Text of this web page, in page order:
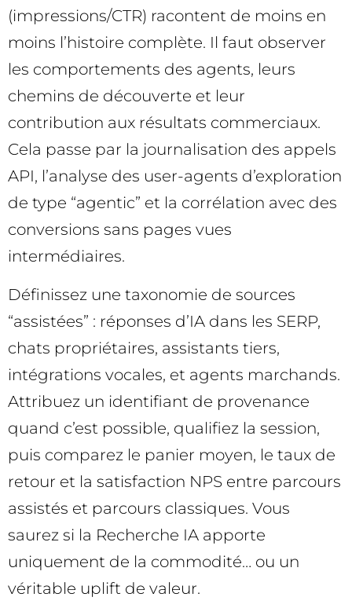
(impressions/CTR) racontent de moins en
moins l’histoire complète. Il faut observer
les comportements des agents, leurs
chemins de découverte et leur
contribution aux résultats commerciaux.
Cela passe par la journalisation des appels
API, l’analyse des user-agents d’exploration
de type “agentic” et la corrélation avec des
conversions sans pages vues
intermédiaires.
Définissez une taxonomie de sources
“assistées” : réponses d’IA dans les SERP,
chats propriétaires, assistants tiers,
intégrations vocales, et agents marchands.
Attribuez un identifiant de provenance
quand c’est possible, qualifiez la session,
puis comparez le panier moyen, le taux de
retour et la satisfaction NPS entre parcours
assistés et parcours classiques. Vous
saurez si la Recherche IA apporte
uniquement de la commodité… ou un
véritable uplift de valeur.